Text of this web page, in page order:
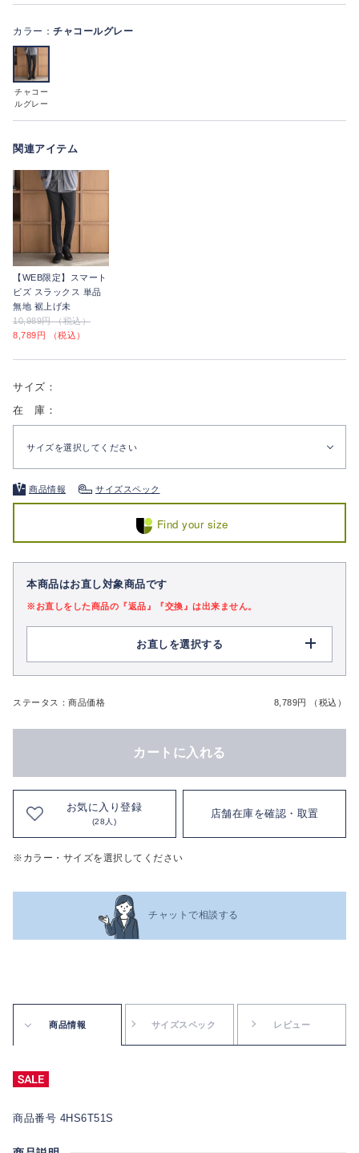
カラー： チャコールグレー
チャコー
ルグレー
関連アイテム
【WEB限定】スマート
ビズ スラックス 単品
無地 裾上げ未
10,989円 （税込）
8,789円 （税込）
サイズ：
在 庫：
サイズを選択してください
商品情報 サイズスペック
Find your size
本商品はお直し対象商品です
※お直しをした商品の『返品』『交換』は出来ません。
お直しを選択する
ステータス：商品価格 8,789円 （税込）
カートに入れる
お気に入り登録
(28人)
店舗在庫を確認・取置
※カラー・サイズを選択してください
チャットで相談する
商品情報 サイズスペック レビュー
商品番号 4HS6T51S